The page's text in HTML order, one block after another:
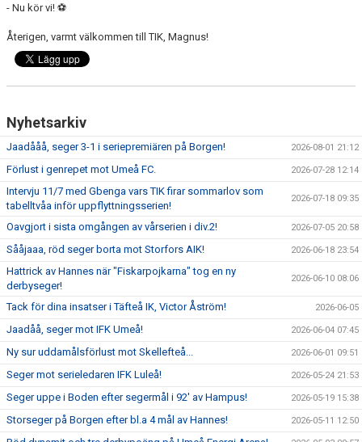
- Nu kör vi! ⚽️
Återigen, varmt välkommen till TIK, Magnus!
Nyhetsarkiv
Jaadååå, seger 3-1 i seriepremiären på Borgen! 2026-08-01 21:12
Förlust i genrepet mot Umeå FC. 2026-07-28 12:14
Intervju 11/7 med Gbenga vars TIK firar sommarlov som
tabelltvåa inför uppflyttningsserien!
2026-07-18 09:35
Oavgjort i sista omgången av vårserien i div.2! 2026-07-05 20:58
Sååjaaa, röd seger borta mot Storfors AIK! 2026-06-18 23:54
Hattrick av Hannes när "Fiskarpojkarna" tog en ny
derbyseger!
2026-06-10 08:06
Tack för dina insatser i Täfteå IK, Victor Åström! 2026-06-05
Jaadåå, seger mot IFK Umeå! 2026-06-04 07:45
Ny sur uddamålsförlust mot Skellefteå... 2026-06-01 09:51
Seger mot serieledaren IFK Luleå! 2026-05-24 21:53
Seger uppe i Boden efter segermål i 92' av Hampus! 2026-05-19 15:38
Storseger på Borgen efter bl.a 4 mål av Hannes! 2026-05-11 12:50